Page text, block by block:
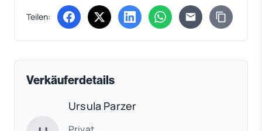
Teilen: (öffnet in neuem Tab)
(öffnet in neuem Tab)
(öffnet in neuem Tab)
(öffnet in neuem Tab)
Verkäuferdetails
Ursula Parzer